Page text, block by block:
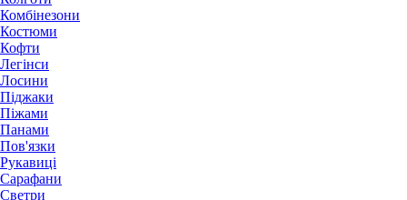
Комбінезони
Костюми
Кофти
Легінси
Лосини
Піджаки
Піжами
Панами
Пов'язки
Рукавиці
Сарафани
Светри